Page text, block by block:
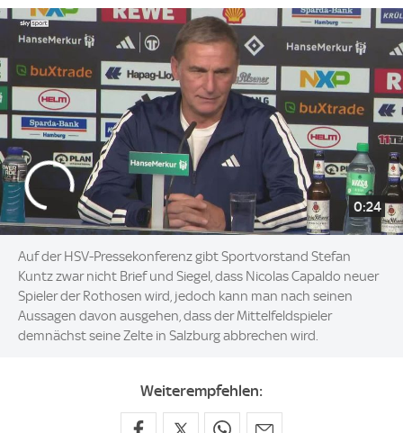
0:24
Auf der HSV-Pressekonferenz gibt Sportvorstand Stefan
Kuntz zwar nicht Brief und Siegel, dass Nicolas Capaldo neuer
Spieler der Rothosen wird, jedoch kann man nach seinen
Aussagen davon ausgehen, dass der Mittelfeldspieler
demnächst seine Zelte in Salzburg abbrechen wird.
Weiterempfehlen: